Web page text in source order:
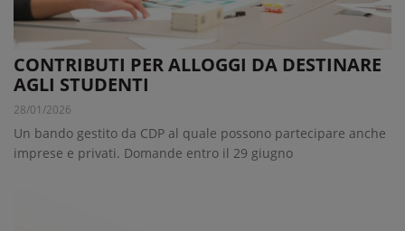
CONTRIBUTI PER ALLOGGI DA DESTINARE
AGLI STUDENTI
28/01/2026
Un bando gestito da CDP al quale possono partecipare anche
imprese e privati. Domande entro il 29 giugno